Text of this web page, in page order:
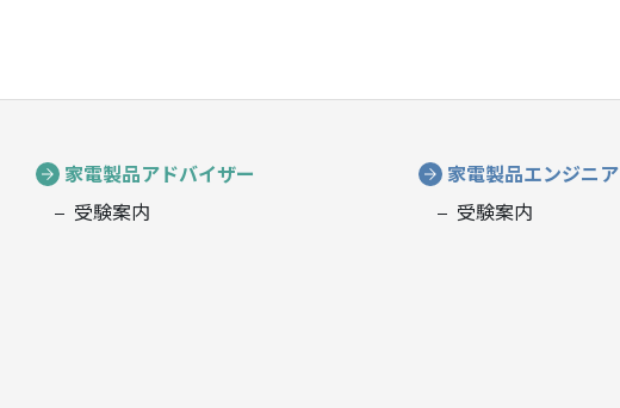
家電製品アドバイザー
受験案内
家電製品エンジニア
受験案内